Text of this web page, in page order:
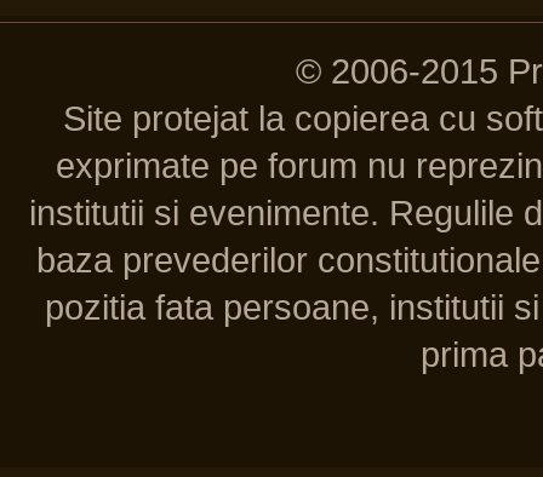
© 2006-2015
Site protejat la copierea cu
exprimate pe forum nu
institutii si evenimente. Regulile
baza prevederilor
pozitia fata persoane, institutii
prima